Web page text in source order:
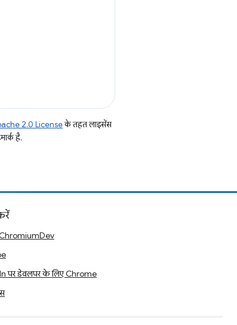
2.0 Licenseके तहत लाइसेंस
है.
पर डेवलपर के लिए Chrome